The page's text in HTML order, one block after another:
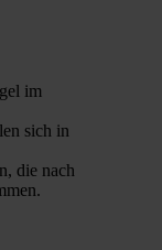
im
sich in
die nach